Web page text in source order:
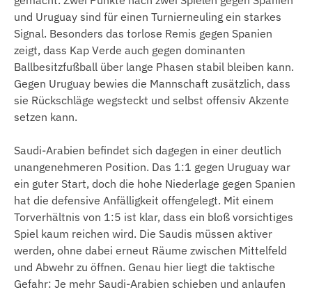
und Uruguay sind für einen Turnierneuling ein starkes
Signal. Besonders das torlose Remis gegen Spanien
zeigt, dass Kap Verde auch gegen dominanten
Ballbesitzfußball über lange Phasen stabil bleiben kann.
Gegen Uruguay bewies die Mannschaft zusätzlich, dass
sie Rückschläge wegsteckt und selbst offensiv Akzente
setzen kann.
Saudi-Arabien befindet sich dagegen in einer deutlich
unangenehmeren Position. Das 1:1 gegen Uruguay war
ein guter Start, doch die hohe Niederlage gegen Spanien
hat die defensive Anfälligkeit offengelegt. Mit einem
Torverhältnis von 1:5 ist klar, dass ein bloß vorsichtiges
Spiel kaum reichen wird. Die Saudis müssen aktiver
werden, ohne dabei erneut Räume zwischen Mittelfeld
und Abwehr zu öffnen. Genau hier liegt die taktische
Gefahr: Je mehr Saudi-Arabien schieben und anlaufen